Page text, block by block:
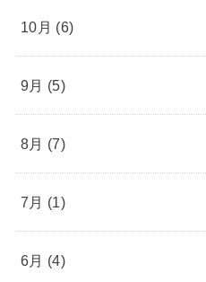
10月 (6)
9月 (5)
8月 (7)
7月 (1)
6月 (4)